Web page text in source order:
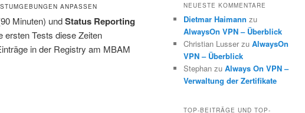
ANPASSEN
Minuten) undStatus Reporting
ersten Tests diese Zeiten
in der Registry am MBAM
NEUESTE KOMMENTARE
Dietmar Haimann zu
AlwaysOn VPN – Überblick
Christian Lusser zu AlwaysOn
VPN – Überblick
Stephan zu Always On VPN –
Verwaltung der Zertifikate
TOP-BEITRÄGE UND TOP-